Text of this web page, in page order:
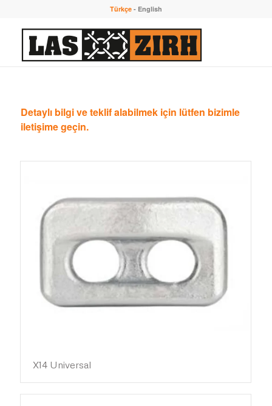
Türkçe- English
Detaylı bilgi ve teklif alabilmek için lütfen bizimle
iletişime geçin.
X14 Universal